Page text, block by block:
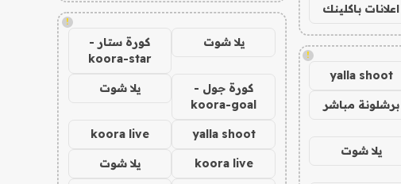
اعلانات باكلينك
!
yalla shoot
برشلونة مباشر
يلا شوت
!
يلا شوت
كورة ستار -
koora-star
كورة جول -
koora-goal
يلا شوت
yalla shoot
koora live
koora live يلا شوت